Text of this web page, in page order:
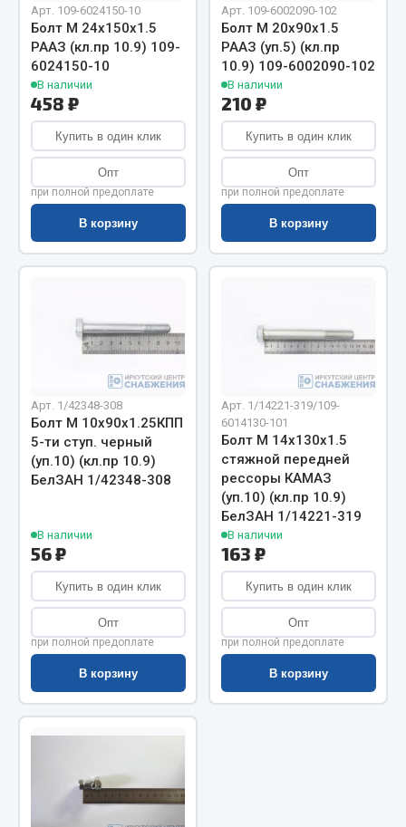
Весь раздел
Цепи подъёмные
Весь раздел
Кольца уплотнительные
Лента конвейерная
Патрубки
Прокладки
Рукава высокого давления
Показать ещё
Весь раздел
Автомобильная электрика
Автолампы
Блоки реле и предохранителей
Вилки нагрузочные
Выключатели и переключатели клавишные
Выключатели кнопочные
Выключатель массы
Изолента
Показать ещё
Весь раздел
Арт. 109-6024150-10
Болт М 24х150х1.5
РААЗ (кл.пр 10.9) 109-
6024150-10
В наличии
458 ₽
Купить в один клик
Опт
при полной предоплате
В корзину
Арт. 109-6002090-102
Болт М 20х90х1.5
РААЗ (уп.5) (кл.пр
10.9) 109-6002090-102
В наличии
210 ₽
Купить в один клик
Опт
при полной предоплате
В корзину
Арт. 1/42348-308
Болт М 10х90х1.25КПП
5-ти ступ. черный
(уп.10) (кл.пр 10.9)
БелЗАН 1/42348-308
В наличии
56 ₽
Купить в один клик
Опт
при полной предоплате
В корзину
Арт. 1/14221-319/109-
6014130-101
Болт М 14х130х1.5
стяжной передней
рессоры КАМАЗ
(уп.10) (кл.пр 10.9)
БелЗАН 1/14221-319
В наличии
163 ₽
Купить в один клик
Опт
при полной предоплате
В корзину